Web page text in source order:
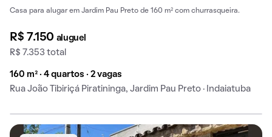
Casa para alugar em Jardim Pau Preto de 160 m² com churrasqueira.
R$ 7.150 aluguel
R$ 7.353 total
160 m² · 4 quartos · 2 vagas
Rua João Tibiriçá Piratininga, Jardim Pau Preto · Indaiatuba